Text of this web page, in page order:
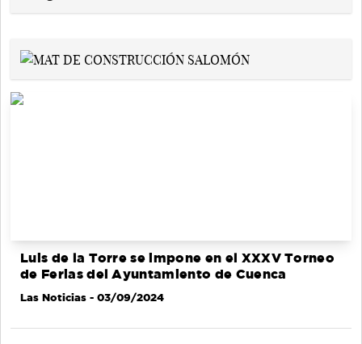
Luis de la Torre se impone en el XXXV Torneo
de Ferias del Ayuntamiento de Cuenca
Las Noticias - 03/09/2024